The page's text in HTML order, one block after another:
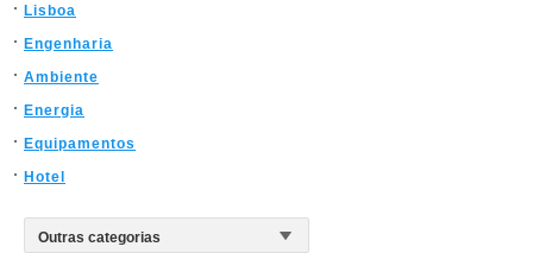
Lisboa
Engenharia
Ambiente
Energia
Equipamentos
Hotel